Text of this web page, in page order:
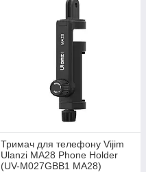
Тримач для телефону Vijim
Ulanzi MA28 Phone Holder
(UV-M027GBB1 MA28)